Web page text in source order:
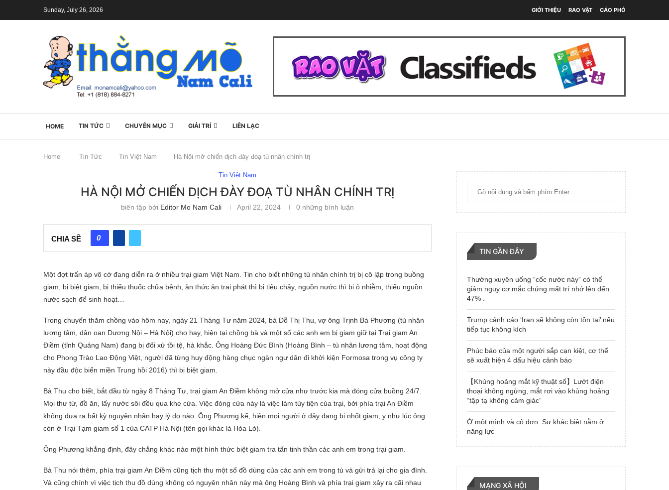
Sunday, July 26, 2026 GIỚI THIỆU RAO VẶT CÁO PHÓ
HOME TIN TỨC CHUYÊN MỤC GIẢI TRÍ LIÊN LẠC
Home Tin Tức Tin Việt Nam Hà Nội mở chiến dịch đày đoạ tù nhân chính trị
Tin Việt Nam
HÀ NỘI MỞ CHIẾN DỊCH ĐÀY ĐOẠ TÙ NHÂN CHÍNH TRỊ
biên tập bởi Editor Mo Nam Cali April 22, 2024 0 những bình luận
CHIA SẼ 0
Một đợt trấn áp vô cớ đang diễn ra ở nhiều trại giam Việt Nam. Tin cho biết những tù nhân chính trị bị cô lập trong buồng
giam, bị biệt giam, bị thiếu thuốc chữa bệnh, ăn thức ăn trại phát thì bị tiêu chảy, nguồn nước thì bị ô nhiễm, thiếu nguồn
nước sạch để sinh hoạt…
Trong chuyến thăm chồng vào hôm nay, ngày 21 Tháng Tư năm 2024, bà Đỗ Thị Thu, vợ ông Trịnh Bá Phương (tù nhân
lương tâm, dân oan Dương Nội – Hà Nội) cho hay, hiện tại chồng bà và một số các anh em bị giam giữ tại Trại giam An
Điềm (tỉnh Quảng Nam) đang bị đối xử tồi tệ, hà khắc. Ông Hoàng Đức Bình (Hoàng Bình – tù nhân lương tâm, hoạt động
cho Phong Trào Lao Động Việt, người đã từng huy động hàng chục ngàn ngư dân đi khởi kiện Formosa trong vụ công ty
này đầu độc biển miền Trung hồi 2016) thì bị biệt giam.
Bà Thu cho biết, bắt đầu từ ngày 8 Tháng Tư, trại giam An Điềm không mở cửa như trước kia mà đóng cửa buồng 24/7.
Mọi thư từ, đồ ăn, lấy nước sôi đều qua khe cửa. Việc đóng cửa này là việc làm tùy tiện của trại, bởi phía trại An Điềm
không đưa ra bất kỳ nguyên nhân hay lý do nào. Ông Phương kể, hiện mọi người ở đây đang bị nhốt giam, y như lúc ông
còn ở Trại Tạm giam số 1 của CATP Hà Nội (tên gọi khác là Hỏa Lò).
Ông Phương khẳng định, đây chẳng khác nào một hình thức biệt giam tra tấn tinh thần các anh em trong trại giam.
Bà Thu nói thêm, phía trại giam An Điềm cũng tịch thu một số đồ dùng của các anh em trong tù và gửi trả lại cho gia đình.
Và cũng chính vì việc tịch thu đồ dùng không có nguyên nhân này mà ông Hoàng Bình và phía trại giam xảy ra cãi nhau
TIN GẦN ĐÂY
Thường xuyên uống “cốc nước này” có thể
giảm nguy cơ mắc chứng mất trí nhớ lên đến
47% .
Trump cảnh cáo ‘Iran sẽ không còn tồn tại’ nếu
tiếp tục không kích
Phúc báo của một người sắp cạn kiệt, cơ thể
sẽ xuất hiện 4 dấu hiệu cảnh báo
【Khủng hoảng mắt kỹ thuật số】Lướt điện
thoại không ngừng, mắt rơi vào khủng hoảng
“tập tạ không cảm giác”
Ở một mình và cô đơn: Sự khác biệt nằm ở
năng lực
MẠNG XÃ HỘI